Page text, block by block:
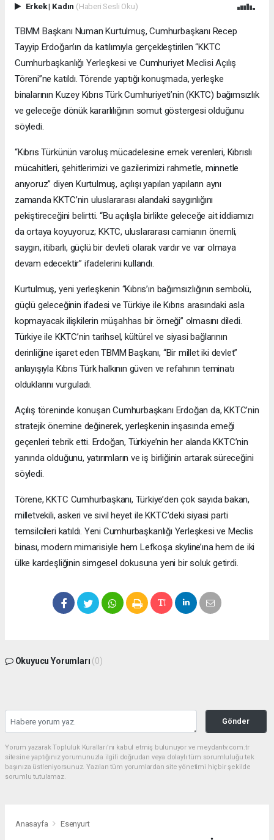
Erkek| Kadın (Haberi Sesli Oku)
TBMM Başkanı Numan Kurtulmuş, Cumhurbaşkanı Recep
Tayyip Erdoğan’ın da katılımıyla gerçekleştirilen “KKTC
Cumhurbaşkanlığı Yerleşkesi ve Cumhuriyet Meclisi Açılış
Töreni”ne katıldı. Törende yaptığı konuşmada, yerleşke
binalarının Kuzey Kıbrıs Türk Cumhuriyeti’nin (KKTC) bağımsızlık
ve geleceğe dönük kararlılığının somut göstergesi olduğunu
söyledi.
“Kıbrıs Türkünün varoluş mücadelesine emek verenleri, Kıbrıslı
mücahitleri, şehitlerimizi ve gazilerimizi rahmetle, minnetle
anıyoruz” diyen Kurtulmuş, açılışı yapılan yapıların aynı
zamanda KKTC’nin uluslararası alandaki saygınlığını
pekiştireceğini belirtti. “Bu açılışla birlikte geleceğe ait iddiamızı
da ortaya koyuyoruz; KKTC, uluslararası camianın önemli,
saygın, itibarlı, güçlü bir devleti olarak vardır ve var olmaya
devam edecektir” ifadelerini kullandı.
Kurtulmuş, yeni yerleşkenin “Kıbrıs’ın bağımsızlığının sembolü,
güçlü geleceğinin ifadesi ve Türkiye ile Kıbrıs arasındaki asla
kopmayacak ilişkilerin müşahhas bir örneği” olmasını diledi.
Türkiye ile KKTC’nin tarihsel, kültürel ve siyasi bağlarının
derinliğine işaret eden TBMM Başkanı, “Bir millet iki devlet”
anlayışıyla Kıbrıs Türk halkının güven ve refahının teminatı
olduklarını vurguladı.
Açılış töreninde konuşan Cumhurbaşkanı Erdoğan da, KKTC’nin
stratejik önemine değinerek, yerleşkenin inşasında emeği
geçenleri tebrik etti. Erdoğan, Türkiye’nin her alanda KKTC’nin
yanında olduğunu, yatırımların ve iş birliğinin artarak süreceğini
söyledi.
Törene, KKTC Cumhurbaşkanı, Türkiye’den çok sayıda bakan,
milletvekili, askeri ve sivil heyet ile KKTC’deki siyasi parti
temsilcileri katıldı. Yeni Cumhurbaşkanlığı Yerleşkesi ve Meclis
binası, modern mimarisiyle hem Lefkoşa skyline’ına hem de iki
ülke kardeşliğinin simgesel dokusuna yeni bir soluk getirdi.
Okuyucu Yorumları (0)
Gönder
Yorum yazarak Topluluk Kuralları’nı kabul etmiş bulunuyor ve meydantv.com.tr
sitesine yaptığınız yorumunuzla ilgili doğrudan veya dolaylı tüm sorumluluğu tek
başınıza üstleniyorsunuz. Yazılan tüm yorumlardan site yönetimi hiçbir şekilde
sorumlu tutulamaz.
Anasayfa Esenyurt